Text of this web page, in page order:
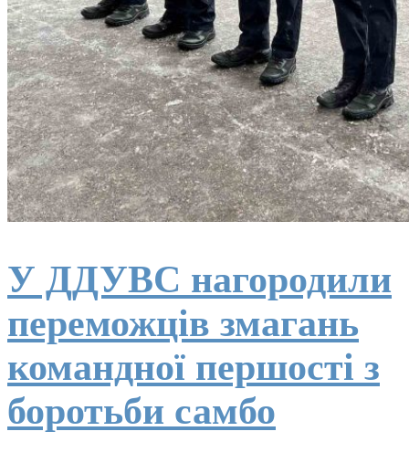
У ДДУВС нагородили
переможців змагань
командної першості з
боротьби самбо